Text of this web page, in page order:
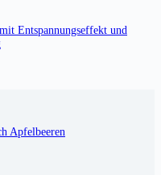
Entspannungseffekt und
Apfelbeeren